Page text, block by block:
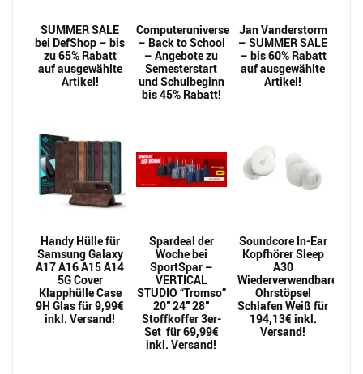
SUMMER SALE
bei DefShop – bis
zu 65% Rabatt
auf ausgewählte
Artikel!
Computeruniverse
– Back to School
– Angebote zu
Semesterstart
und Schulbeginn
bis 45% Rabatt!
Jan Vanderstorm
– SUMMER SALE
– bis 60% Rabatt
auf ausgewählte
Artikel!
Handy Hülle für
Samsung Galaxy
A17 A16 A15 A14
5G Cover
Klapphülle Case
9H Glas für 9,99€
inkl. Versand!
Spardeal der
Woche bei
SportSpar –
VERTICAL
STUDIO “Tromso”
20″ 24″ 28″
Stoffkoffer 3er-
Set für 69,99€
inkl. Versand!
Soundcore In-Ear
Kopfhörer Sleep
A30
Wiederverwendbarer
Ohrstöpsel
Schlafen Weiß für
194,13€ inkl.
Versand!